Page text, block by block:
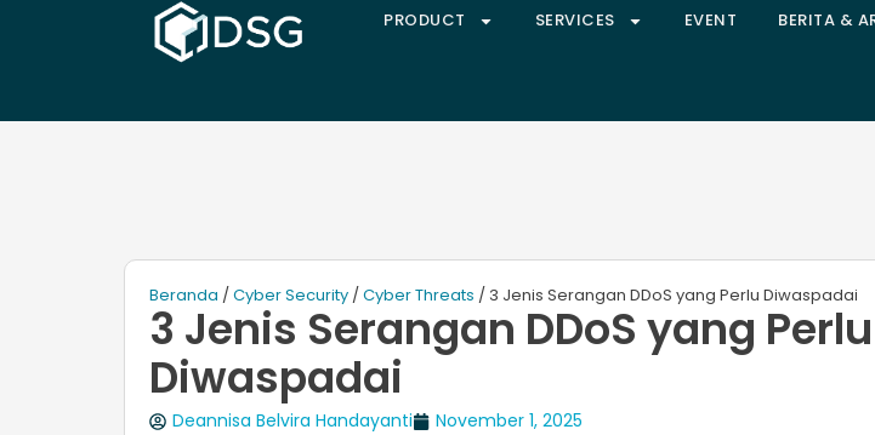
PRODUCT SERVICES EVENT BERITA &
Beranda /Cyber Security /Cyber Threats / 3 Jenis Serangan DDoS yang Perlu Diwaspadai
3 Jenis Serangan DDoS yang Perlu
Diwaspadai
Deannisa Belvira Handayanti November 1, 2025